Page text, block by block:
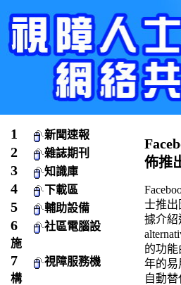
新聞速報
雜誌期刊
知識庫
下載區
輔助設備
社區電腦設
施
視障服務機
構
佈推
士推出
據介紹
的功能
年的易
自動